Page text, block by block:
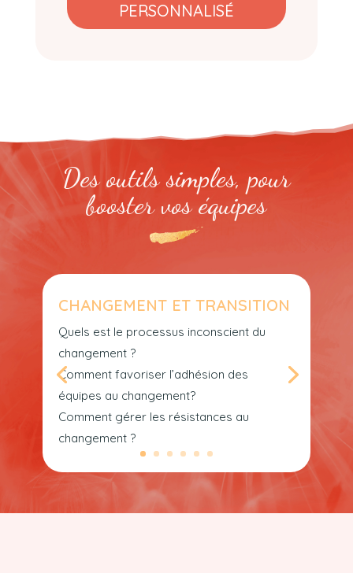
PERSONNALISÉ
Des outils simples, pour
booster vos équipes
CHANGEMENT ET TRANSITION
Quels est le processus inconscient du
changement ?
Comment favoriser l’adhésion des
équipes au changement?
Comment gérer les résistances au
changement ?